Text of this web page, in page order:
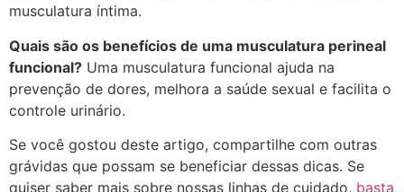
musculatura íntima.
Quais são os benefícios de uma musculatura perineal
funcional? Uma musculatura funcional ajuda na
prevenção de dores, melhora a saúde sexual e facilita o
controle urinário.
Se você gostou deste artigo, compartilhe com outras
grávidas que possam se beneficiar dessas dicas. Se
quiser saber mais sobre nossas linhas de cuidado, basta